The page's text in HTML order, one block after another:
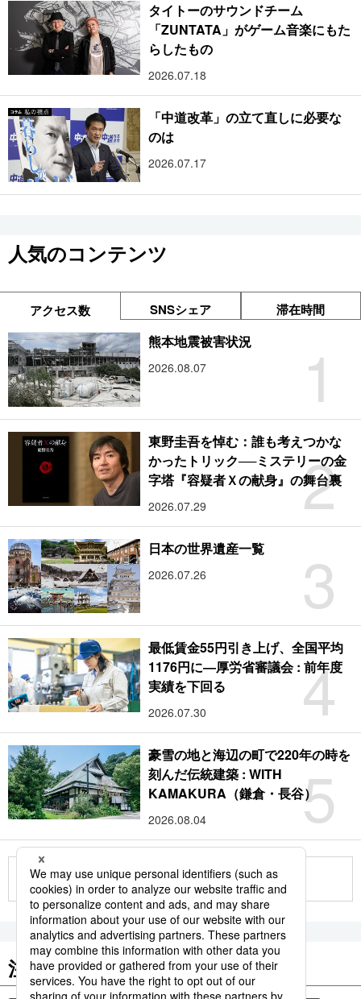
タイトーのサウンドチーム
「ZUNTATA」がゲーム音楽にもた
らしたもの
2026.07.18
「中道改革」の立て直しに必要な
のは
2026.07.17
人気のコンテンツ
アクセス数 SNSシェア 滞在時間
1
熊本地震被害状況
2026.08.07
2
東野圭吾を悼む：誰も考えつかな
かったトリック──ミステリーの金
字塔『容疑者Ｘの献身』の舞台裏
2026.07.29
3
日本の世界遺産一覧
2026.07.26
4
最低賃金55円引き上げ、全国平均
1176円に―厚労省審議会 : 前年度
実績を下回る
2026.07.30
5
豪雪の地と海辺の町で220年の時を
刻んだ伝統建築 : WITH
KAMAKURA（鎌倉・長谷）
2026.08.04
もっと見る
注目のキーワード